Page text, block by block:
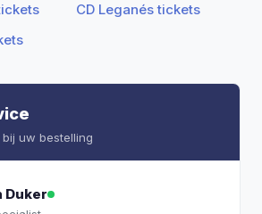
CD Leganés tickets
uw bestelling
Duker